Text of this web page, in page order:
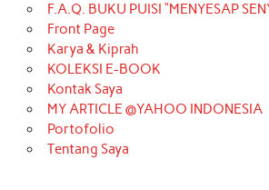
F.A.Q. BUKU PUISI “MENYESAP
Front Page
Karya & Kiprah
KOLEKSI E-BOOK
Kontak Saya
MY ARTICLE @YAHOO INDONESIA
Portofolio
Tentang Saya